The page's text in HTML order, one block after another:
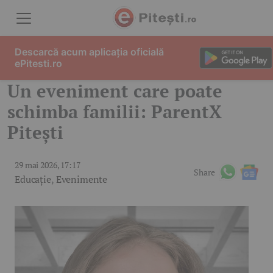
Un eveniment care poate
schimba familii: ParentX
Pitești
29 mai 2026, 17:17
Educație, Evenimente
Share
Descarcă acum aplicația oficială
ePitesti.ro